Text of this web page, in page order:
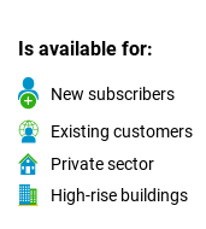
Is available for:
New subscribers
Existing customers
Private sector
High-rise buildings